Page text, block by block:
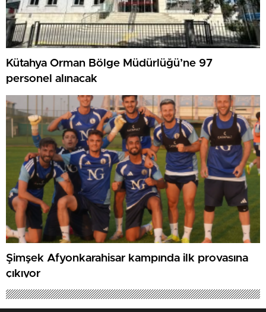
Kütahya Orman Bölge Müdürlüğü’ne 97
personel alınacak
Şimşek Afyonkarahisar kampında ilk provasına
çıkıyor